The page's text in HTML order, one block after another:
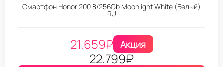
Смартфон Honor 200 8/256Gb Moonlight White (Белый)
RU
21.659₽ Акция
22.799₽